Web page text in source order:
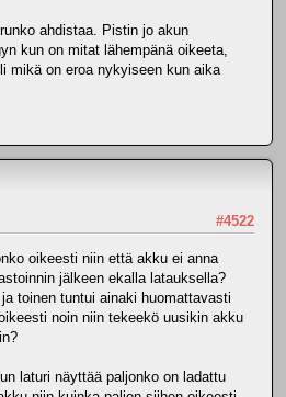
ahdistaa. Pistin jo akun
kun on mitat lähempänä oikeeta,
mikä on eroa nykyiseen kun aika
#4522
oikeesti niin että akku ei anna
jälkeen ekalla latauksella?
toinen tuntui ainaki huomattavasti
noin niin tekeekö uusikin akku
laturi näyttää paljonko on ladattu